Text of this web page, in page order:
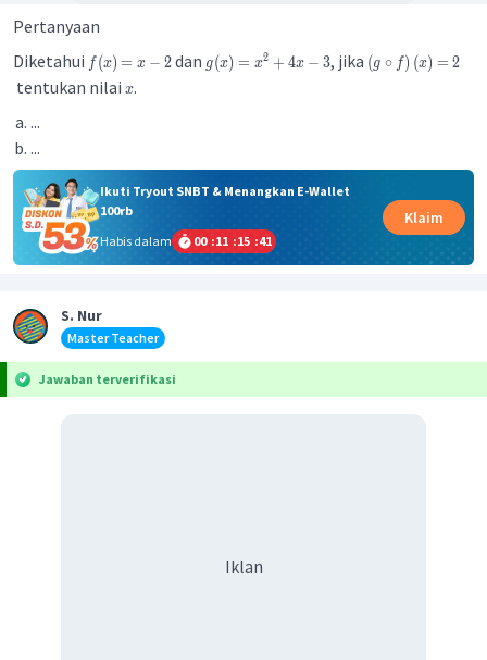
Pertanyaan
Diketahui f (x) = x − 2dan g(x) = x2 + 4x − 3, jika (g ∘ f) (x) = 2
tentukan nilai x.
...
...
Ikuti Tryout SNBT & Menangkan E-Wallet
100rb
Habis dalam
00 :11 :15 :41
Klaim
S. Nur
Master Teacher
Jawaban terverifikasi
Iklan